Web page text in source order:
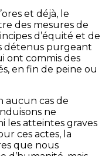
et déjà, le
des mesures de
d’équité et de
détenus purgeant
ont commis des
en fin de peine ou
aucun cas de
ne
les atteintes graves
ces actes, la
que nous